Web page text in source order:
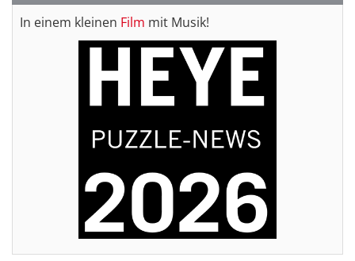
In einem kleinen Film mit Musik!